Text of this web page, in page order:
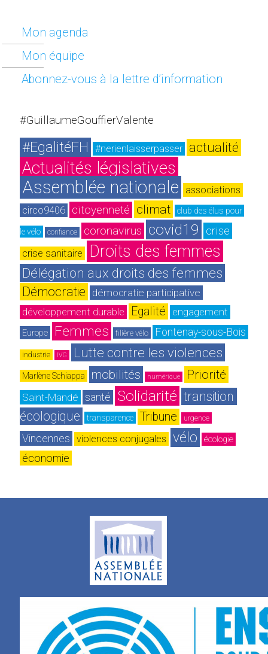
Mon agenda
Mon équipe
Abonnez-vous à la lettre d’information
#GuillaumeGouffierValente
#EgalitéFH #nerienlaisserpasser actualité
Actualités législatives
Assemblée nationale
associations
circo9406
citoyenneté climat club des élus pour
le vélo confiance coronavirus covid19 crise
crise sanitaire Droits des femmes
Délégation aux droits des femmes
Démocratie démocratie participative
développement durable Egalité engagement
Europe Femmes filière vélo Fontenay-sous-Bois
industrie IVG Lutte contre les violences
Marlène Schiappa mobilités numérique Priorité
Saint-Mandé santé Solidarité transition
écologique
transparence Tribune urgence
Vincennes violences conjugales vélo écologie
économie